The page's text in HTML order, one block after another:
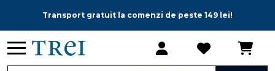
Transport gratuit la comenzi de peste 149 lei!